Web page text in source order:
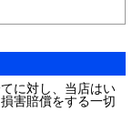
に対し、当店はい
害賠償をする一切